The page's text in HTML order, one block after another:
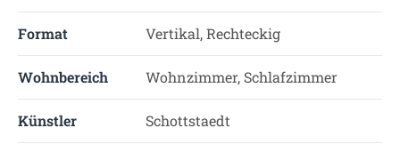
Format Vertikal, Rechteckig
Wohnbereich Wohnzimmer, Schlafzimmer
Künstler Schottstaedt